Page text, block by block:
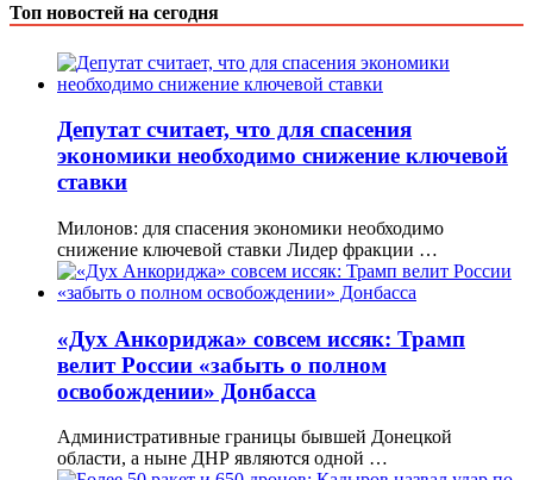
Топ новостей на сегодня
Депутат считает, что для спасения
экономики необходимо снижение ключевой
ставки
Милонов: для спасения экономики необходимо
снижение ключевой ставки Лидер фракции …
«Дух Анкориджа» совсем иссяк: Трамп
велит России «забыть о полном
освобождении» Донбасса
Административные границы бывшей Донецкой
области, а ныне ДНР являются одной …